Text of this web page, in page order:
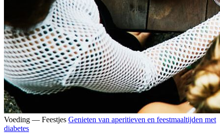
Voeding — Feestjes Genieten van aperitieven en feestmaaltijden met
diabetes